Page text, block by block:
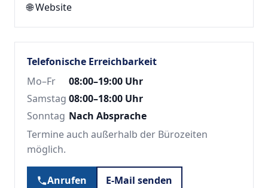
🌐Website
Telefonische Erreichbarkeit
Mo–Fr
08:00–19:00 Uhr
Samstag 08:00–18:00 Uhr
Sonntag Nach Absprache
Termine auch außerhalb der Bürozeiten
möglich.
Anrufen E-Mail senden